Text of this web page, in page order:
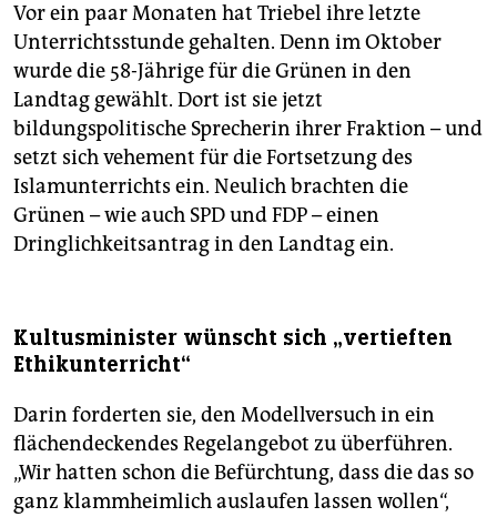
Vor ein paar Monaten hat Triebel ihre letzte
Unterrichtsstunde gehalten. Denn im Oktober
wurde die 58-Jährige für die Grünen in den
Landtag gewählt. Dort ist sie jetzt
bildungspolitische Sprecherin ihrer Fraktion – und
setzt sich vehement für die Fortsetzung des
Islamunterrichts ein. Neulich brachten die
Grünen – wie auch SPD und FDP – einen
Dringlichkeitsantrag in den Landtag ein.
Kultusminister wünscht sich „vertieften
Ethikunterricht“
Darin forderten sie, den Modellversuch in ein
flächendeckendes Regelangebot zu überführen.
„Wir hatten schon die Befürchtung, dass die das so
ganz klammheimlich auslaufen lassen wollen“,